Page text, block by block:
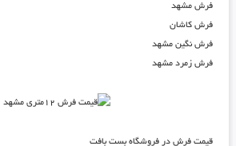
فرش مشهد
فرش کاشان
فرش نگین مشهد
فرش زمرد مشهد
قیمت فرش در فروشگاه بست بافت